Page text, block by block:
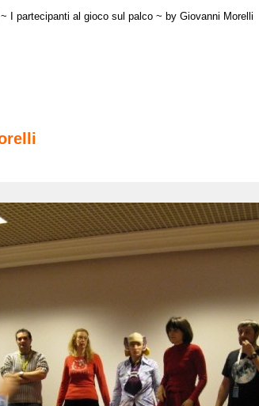
I partecipanti al gioco sul palco ~ by Giovanni Morelli